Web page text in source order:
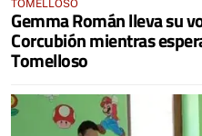
TOMELLOSO
Gemma Román lleva su
Corcubión mientras
Tomelloso